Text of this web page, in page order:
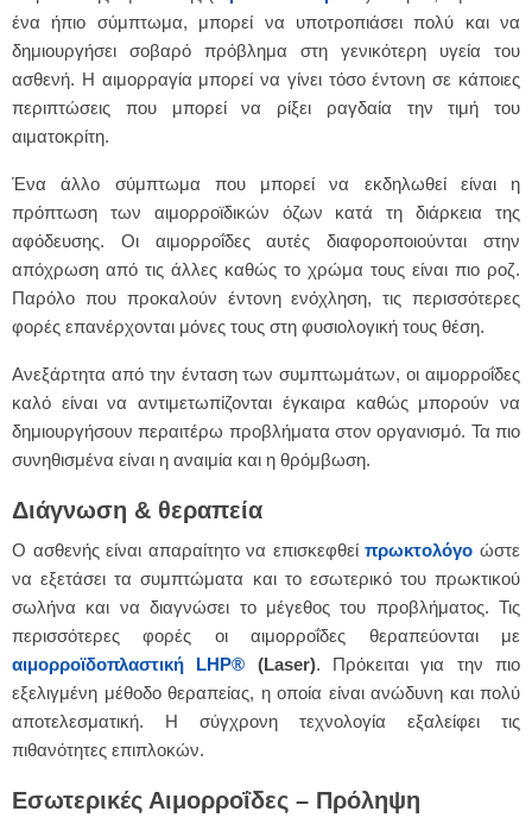
ένα ήπιο σύμπτωμα, μπορεί να υποτροπιάσει πολύ και να
δημιουργήσει σοβαρό πρόβλημα στη γενικότερη υγεία του
ασθενή. Η αιμορραγία μπορεί να γίνει τόσο έντονη σε κάποιες
περιπτώσεις που μπορεί να ρίξει ραγδαία την τιμή του
αιματοκρίτη.
Ένα άλλο σύμπτωμα που μπορεί να εκδηλωθεί είναι η
πρόπτωση των αιμορροϊδικών όζων κατά τη διάρκεια της
αφόδευσης. Οι αιμορροΐδες αυτές διαφοροποιούνται στην
απόχρωση από τις άλλες καθώς το χρώμα τους είναι πιο ροζ.
Παρόλο που προκαλούν έντονη ενόχληση, τις περισσότερες
φορές επανέρχονται μόνες τους στη φυσιολογική τους θέση.
Ανεξάρτητα από την ένταση των συμπτωμάτων, οι αιμορροΐδες
καλό είναι να αντιμετωπίζονται έγκαιρα καθώς μπορούν να
δημιουργήσουν περαιτέρω προβλήματα στον οργανισμό. Τα πιο
συνηθισμένα είναι η αναιμία και η θρόμβωση.
Διάγνωση & θεραπεία
Ο ασθενής είναι απαραίτητο να επισκεφθείπρωκτολόγο ώστε
να εξετάσει τα συμπτώματα και το εσωτερικό του πρωκτικού
σωλήνα και να διαγνώσει το μέγεθος του προβλήματος. Τις
περισσότερες φορές οι αιμορροΐδες θεραπεύονται με
αιμορροϊδοπλαστική LHP® (Laser). Πρόκειται για την πιο
εξελιγμένη μέθοδο θεραπείας, η οποία είναι ανώδυνη και πολύ
αποτελεσματική. Η σύγχρονη τεχνολογία εξαλείφει τις
πιθανότητες επιπλοκών.
Εσωτερικές Αιμορροΐδες – Πρόληψη